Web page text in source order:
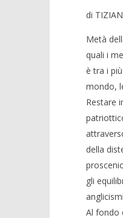
di
Metà
quali i
è tra i
mondo,
Restare
della
gli
Al fondo